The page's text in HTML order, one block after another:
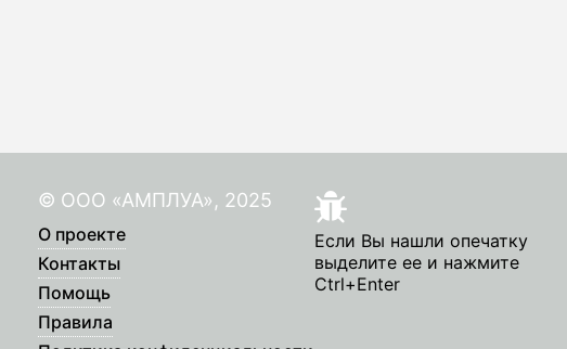
© ООО «АМПЛУА», 2025
О проекте
Контакты
Помощь
Правила
Если Вы нашли опечатку
выделите ее и нажмите
Ctrl+Enter